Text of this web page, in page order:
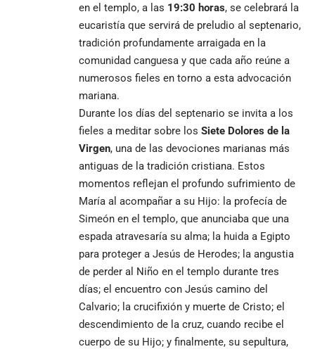
en el templo, a las 19:30 horas, se celebrará la
eucaristía que servirá de preludio al septenario,
tradición profundamente arraigada en la
comunidad canguesa y que cada año reúne a
numerosos fieles en torno a esta advocación
mariana.
Durante los días del septenario se invita a los
fieles a meditar sobre los Siete Dolores de la
Virgen, una de las devociones marianas más
antiguas de la tradición cristiana. Estos
momentos reflejan el profundo sufrimiento de
María al acompañar a su Hijo: la profecía de
Simeón en el templo, que anunciaba que una
espada atravesaría su alma; la huida a Egipto
para proteger a Jesús de Herodes; la angustia
de perder al Niño en el templo durante tres
días; el encuentro con Jesús camino del
Calvario; la crucifixión y muerte de Cristo; el
descendimiento de la cruz, cuando recibe el
cuerpo de su Hijo; y finalmente, su sepultura,